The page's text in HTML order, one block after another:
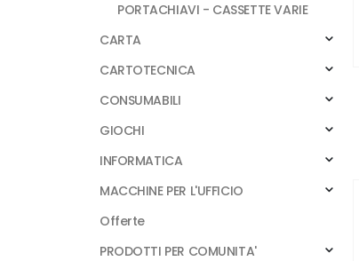
PORTACHIAVI - CASSETTE VARIE
CARTA
CARTOTECNICA
CONSUMABILI
GIOCHI
INFORMATICA
MACCHINE PER L'UFFICIO
Offerte
PRODOTTI PER COMUNITA'